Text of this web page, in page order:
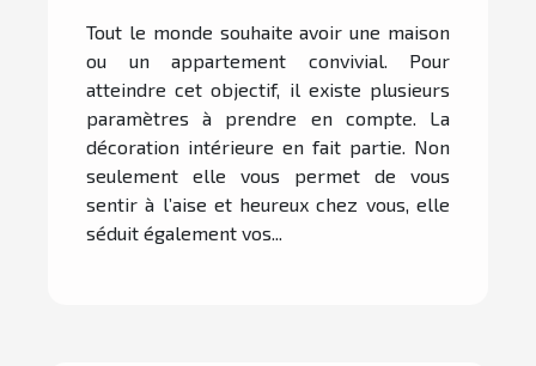
Tout le monde souhaite avoir une maison
ou un appartement convivial. Pour
atteindre cet objectif, il existe plusieurs
paramètres à prendre en compte. La
décoration intérieure en fait partie. Non
seulement elle vous permet de vous
sentir à l’aise et heureux chez vous, elle
séduit également vos...